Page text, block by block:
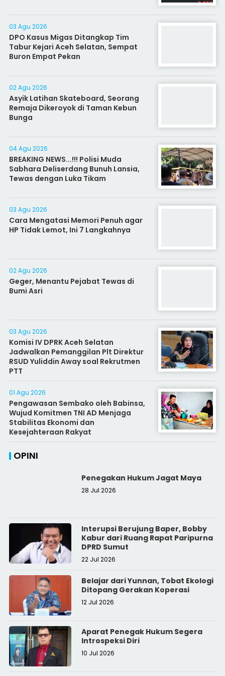
03 Agu 2026
DPO Kasus Migas Ditangkap Tim
Tabur Kejari Aceh Selatan, Sempat
Buron Empat Pekan
02 Agu 2026
Asyik Latihan Skateboard, Seorang
Remaja Dikeroyok di Taman Kebun
Bunga
04 Agu 2026
BREAKING NEWS...!!! Polisi Muda
Sabhara Deliserdang Bunuh Lansia,
Tewas dengan Luka Tikam
03 Agu 2026
Cara Mengatasi Memori Penuh agar
HP Tidak Lemot, Ini 7 Langkahnya
02 Agu 2026
Geger, Menantu Pejabat Tewas di
Bumi Asri
03 Agu 2026
Komisi IV DPRK Aceh Selatan
Jadwalkan Pemanggilan Plt Direktur
RSUD Yuliddin Away soal Rekrutmen
PTT
01 Agu 2026
Pengawasan Sembako oleh Babinsa,
Wujud Komitmen TNI AD Menjaga
Stabilitas Ekonomi dan
Kesejahteraan Rakyat
OPINI
Penegakan Hukum Jagat Maya
28 Jul 2026
Interupsi Berujung Baper, Bobby
Kabur dari Ruang Rapat Paripurna
DPRD Sumut
22 Jul 2026
Belajar dari Yunnan, Tobat Ekologi
Ditopang Gerakan Koperasi
12 Jul 2026
Aparat Penegak Hukum Segera
Introspeksi Diri
10 Jul 2026